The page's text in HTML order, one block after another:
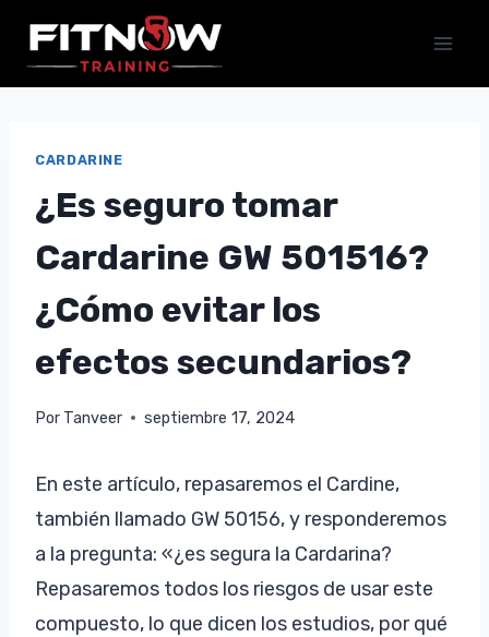
contenido
CARDARINE
¿Es seguro tomar
Cardarine GW 501516?
¿Cómo evitar los
efectos secundarios?
Por Tanveer septiembre 17, 2024
En este artículo, repasaremos el Cardine,
también llamado GW 50156, y responderemos
a la pregunta: «¿es segura la Cardarina?
Repasaremos todos los riesgos de usar este
compuesto, lo que dicen los estudios, por qué